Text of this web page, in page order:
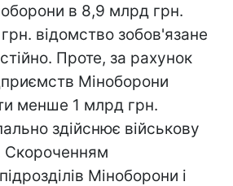
в 8,9 млрд грн.
відомство зобов'язане
Проте, за рахунок
Міноборони
менше 1 млрд грн.
здійснює військову
Скороченням
Міноборони і